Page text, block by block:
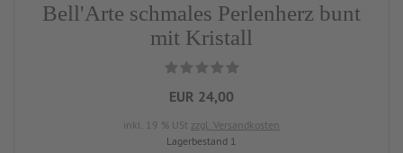
Bell'Arte schmales Perlenherz bunt
mit Kristall
EUR 24,00
inkl. 19 % USt zzgl. Versandkosten
Lagerbestand 1